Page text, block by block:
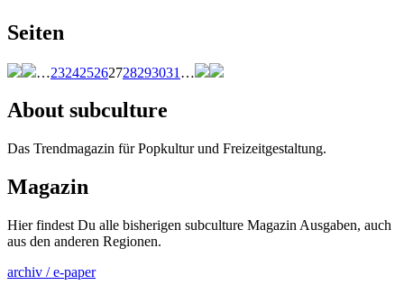
Seiten
…232425262728293031 …
About subculture
Das Trendmagazin für Popkultur und Freizeitgestaltung.
Magazin
Hier findest Du alle bisherigen subculture Magazin Ausgaben, auch
aus den anderen Regionen.
archiv / e-paper